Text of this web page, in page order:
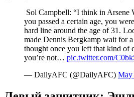
Sol Campbell: “I think in Arsene
you passed a certain age, you
hard line around the age of 31.
made Dennis Bergkamp wait for
thought once you left that kind of
you’re not… pic.twitter.com/
— DailyAFC (@DailyAFC) May